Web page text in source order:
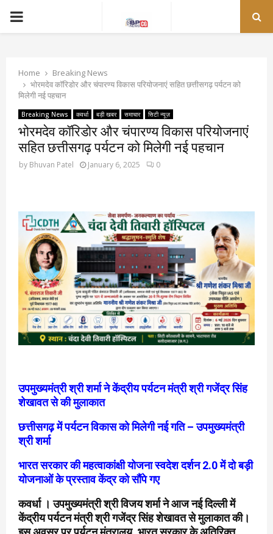
PRIMARY
Home
Breaking News
भोरमदेव कॉरिडोर और चंपारण्य विकास परियोजनाएं सहित छत्तीसगढ़ पर्यटन को
मिलेगी नई पहचान
Breaking News कवर्धा बड़ी खबर समाचार सिटी न्यूज़
भोरमदेव कॉरिडोर और चंपारण्य विकास परियोजनाएं
सहित छत्तीसगढ़ पर्यटन को मिलेगी नई पहचान
by Bhuvan Patel January 6, 2025 0
उपमुख्यमंत्री श्री शर्मा ने केंद्रीय पर्यटन मंत्री श्री गजेंद्र सिंह
शेखावत से की मुलाकात
छत्तीसगढ़ में पर्यटन विकास को मिलेगी नई गति – उपमुख्यमंत्री
श्री शर्मा
भारत सरकार की महत्वाकांक्षी योजना स्वदेश दर्शन 2.0 में दो बड़ी
योजनाओं के प्रस्ताव केंद्र को सौंपे गए
कवर्धा । उपमुख्यमंत्री श्री विजय शर्मा ने आज नई दिल्ली में
केंद्रीय पर्यटन मंत्री श्री गजेंद्र सिंह शेखावत से मुलाकात की।